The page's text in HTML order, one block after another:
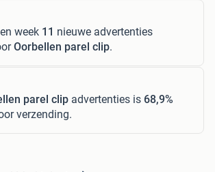
week 11 nieuwe advertenties
Oorbellen parel clip.
parel clip advertenties is 68,9%
verzending.